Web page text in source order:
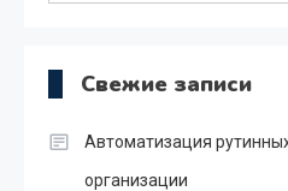
Свежие записи
Автоматизация
организации